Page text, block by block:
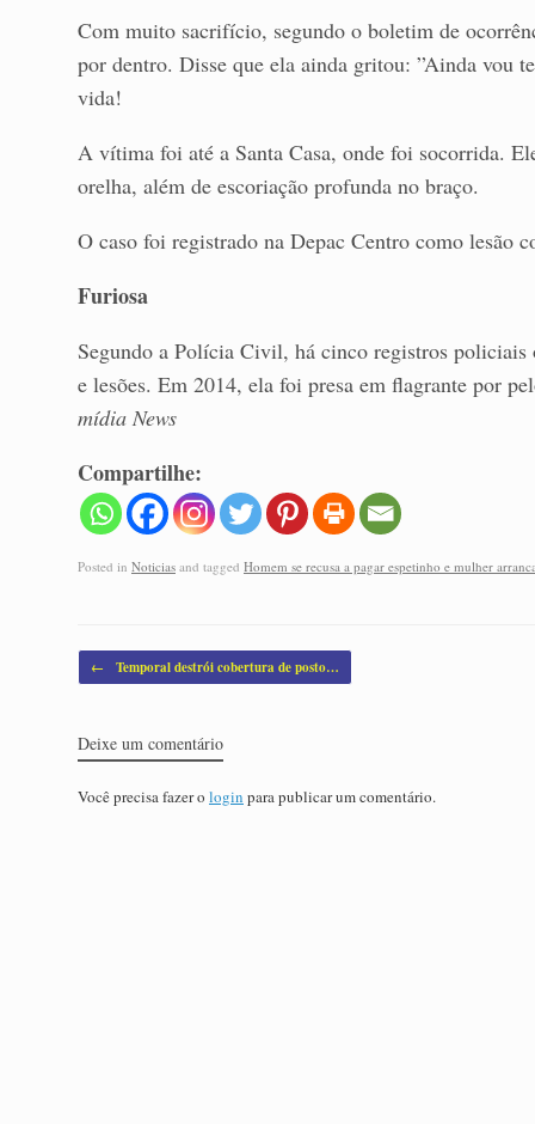
Com muito sacrifício, segundo o boletim de
por dentro. Disse que ela ainda gritou: ”Ainda vou
vida!
A vítima foi até a Santa Casa, onde foi socorrida.
orelha, além de escoriação profunda no braço.
O caso foi registrado na Depac Centro como lesão
Furiosa
Segundo a Polícia Civil, há cinco registros policiais
e lesões. Em 2014, ela foi presa em flagrante por
mídia News
Compartilhe:
Posted in Noticias and tagged Homem se recusa a pagar espetinho e mulher
Post navigation
← Temporal destrói cobertura de posto…
Deixe um comentário
Você precisa fazer o login para publicar um comentário.